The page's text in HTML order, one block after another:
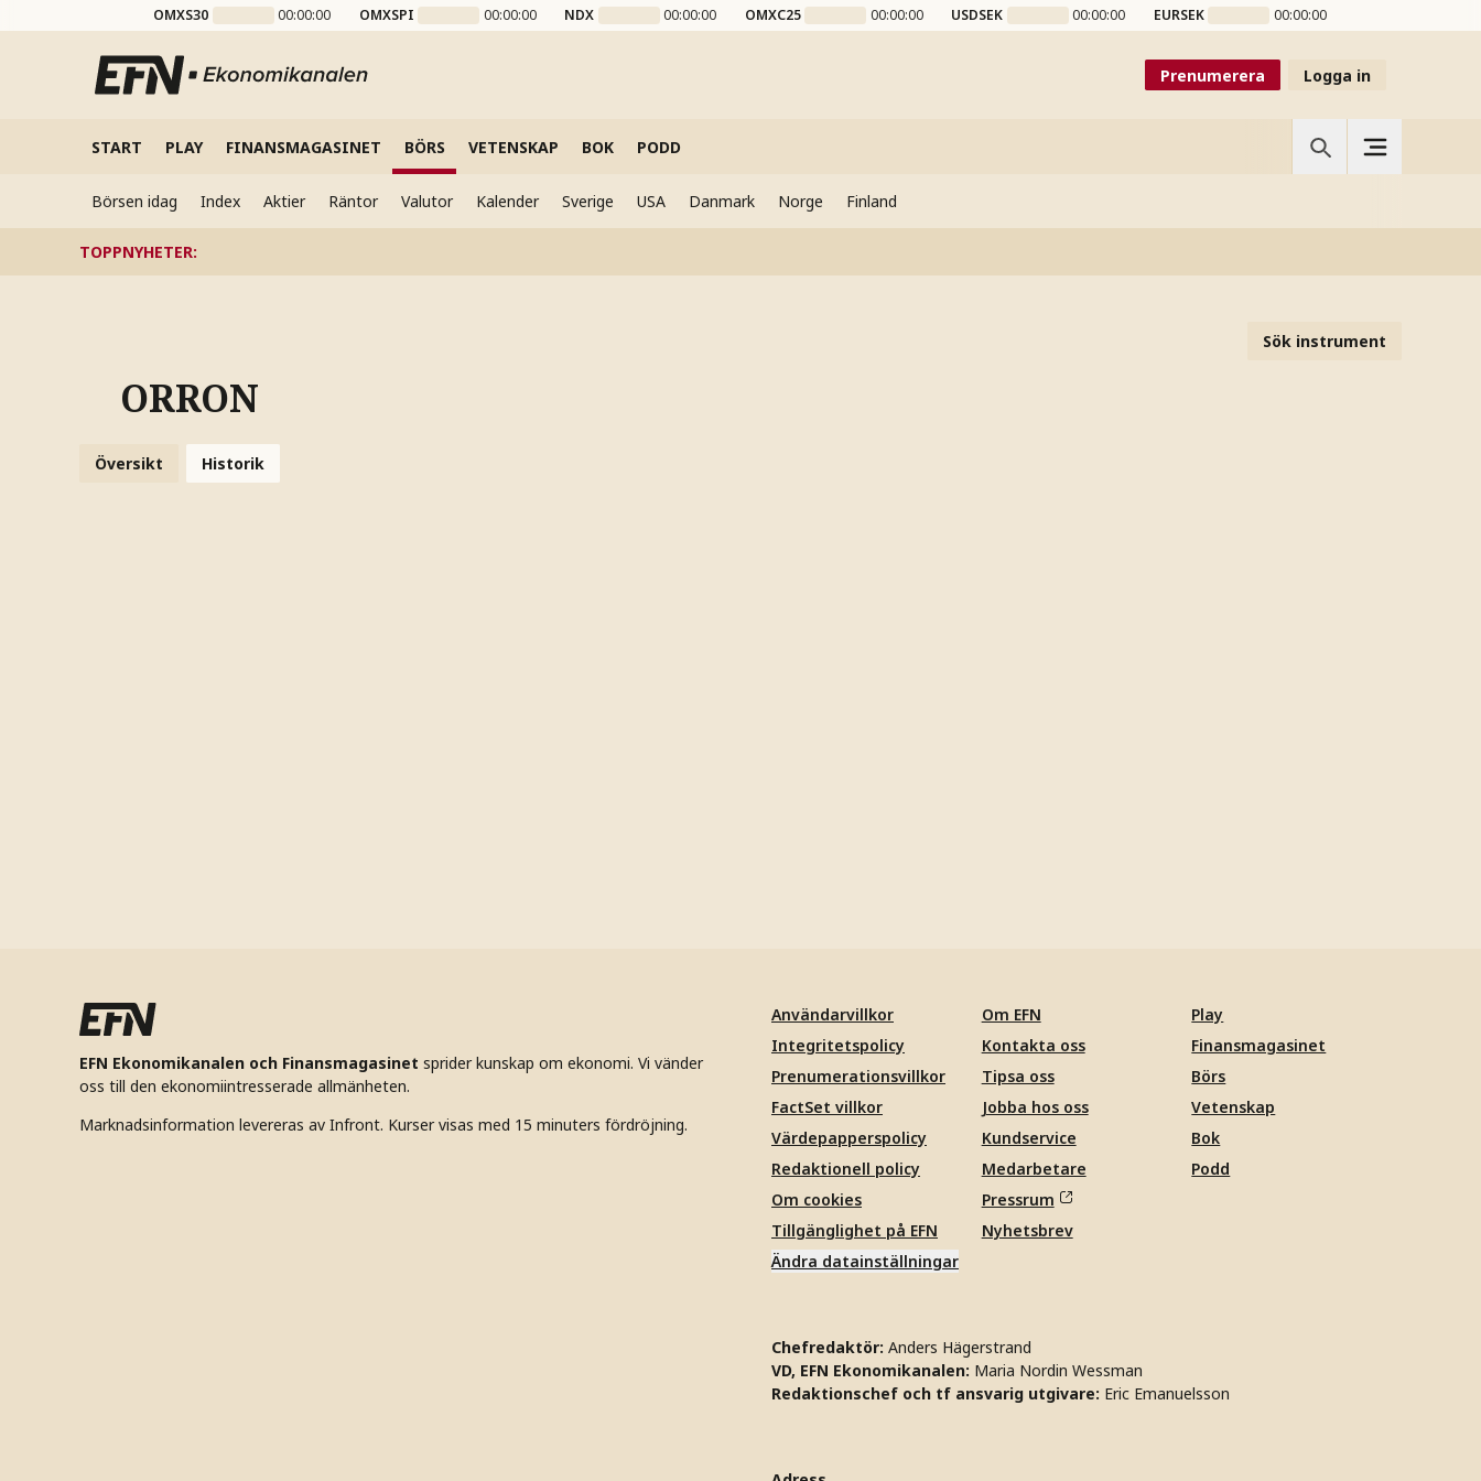
OMXS30 00:00:00 OMXSPI 00:00:00 NDX 00:00:00 OMXC25 00:00:00 USDSEK 00:00:00 EURSEK 00:00:00
Prenumerera Logga in
START PLAY FINANSMAGASINET BÖRS VETENSKAP BOK PODD
Börsen idag Index Aktier Räntor Valutor Kalender Sverige USA Danmark Norge Finland
TOPPNYHETER:
Sök instrument
ORRON
Översikt Historik
EFN Ekonomikanalen och Finansmagasinet sprider kunskap om ekonomi. Vi vänder
oss till den ekonomiintresserade allmänheten.
Marknadsinformation levereras av Infront. Kurser visas med 15 minuters fördröjning.
Användarvillkor
Integritetspolicy
Prenumerationsvillkor
FactSet villkor
Värdepapperspolicy
Redaktionell policy
Om cookies
Tillgänglighet på EFN
Ändra datainställningar
Om EFN
Kontakta oss
Tipsa oss
Jobba hos oss
Kundservice
Medarbetare
Pressrum
Nyhetsbrev
Play
Finansmagasinet
Börs
Vetenskap
Bok
Podd
Chefredaktör: Anders Hägerstrand
VD, EFN Ekonomikanalen: Maria Nordin Wessman
Redaktionschef och tf ansvarig utgivare: Eric Emanuelsson